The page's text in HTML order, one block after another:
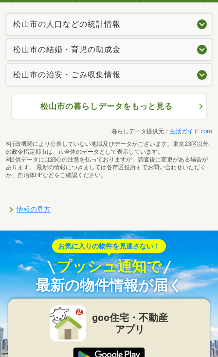
松山市の人口などの統計情報
松山市の結婚・育児の助成金
松山市の治安・ごみ収集情報
松山市の暮らしデータをもっと見る
暮らしデータ提供元： 生活ガイド.com
※行政機関により公表していない地域及びデータがございます。東京23区以外
の政令指定都市は、市全体のデータとして表示しています。
※提供データには細心の注意を払っておりますが、調査後に変更がある場合が
あります。 最新の情報につきましては各市区役所までお問い合わせいただく
か、自治体HPなどをご確認ください。
情報の見方
お気に入りの物件を見逃さない！
プッシュ通知で
最新の物件情報が届く
goo住宅・不動産
アプリ